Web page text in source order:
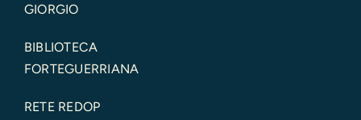
GIORGIO
BIBLIOTECA
FORTEGUERRIANA
RETE REDOP